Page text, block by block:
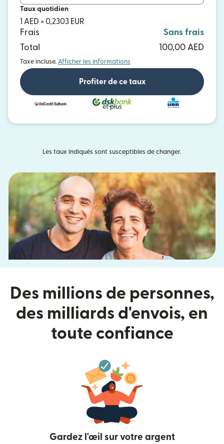
Taux quotidien
1 AED = 0,2303 EUR
Frais
Sans frais
Total
100,00 AED
Taxe incluse. Afficher les informations
Profiter de ce taux
et plus
Les taux indiqués sont susceptibles de changer.
Des millions de personnes,
des milliards d'envois, en
toute confiance
Gardez l'œil sur votre argent